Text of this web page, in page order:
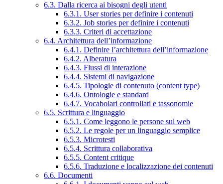
6.3. Dalla ricerca ai bisogni degli utenti
6.3.1. User stories per definire i contenuti
6.3.2. Job stories per definire i contenuti
6.3.3. Criteri di accettazione
6.4. Architettura dell’informazione
6.4.1. Definire l’architettura dell’informazione
6.4.2. Alberatura
6.4.3. Flussi di interazione
6.4.4. Sistemi di navigazione
6.4.5. Tipologie di contenuto (content type)
6.4.6. Ontologie e standard
6.4.7. Vocabolari controllati e tassonomie
6.5. Scrittura e linguaggio
6.5.1. Come leggono le persone sul web
6.5.2. Le regole per un linguaggio semplice
6.5.3. Microtesti
6.5.4. Scrittura collaborativa
6.5.5. Content critique
6.5.6. Traduzione e localizzazione dei contenuti
6.6. Documenti